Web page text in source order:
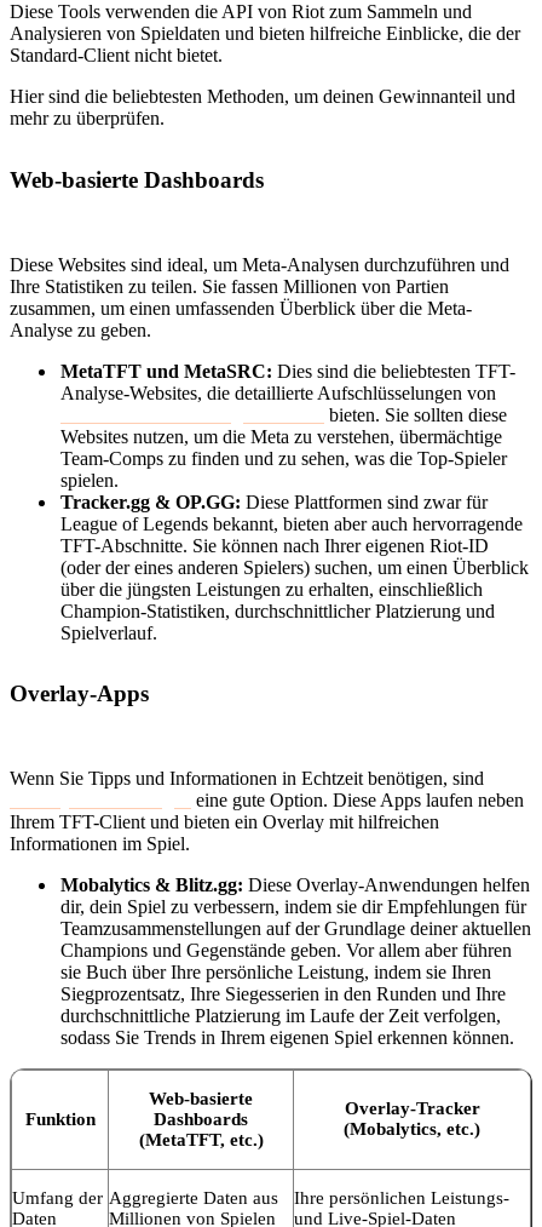
Diese Tools verwenden die API von Riot zum Sammeln und
Analysieren von Spieldaten und bieten hilfreiche Einblicke, die der
Standard-Client nicht bietet.
Hier sind die beliebtesten Methoden, um deinen Gewinnanteil und
mehr zu überprüfen.
Web-basierte Dashboards
Diese Websites sind ideal, um Meta-Analysen durchzuführen und
Ihre Statistiken zu teilen. Sie fassen Millionen von Partien
zusammen, um einen umfassenden Überblick über die Meta-
Analyse zu geben.
MetaTFT und MetaSRC: Dies sind die beliebtesten TFT-
Analyse-Websites, die detaillierte Aufschlüsselungen von
bieten. Sie sollten diese
Websites nutzen, um die Meta zu verstehen, übermächtige
Team-Comps zu finden und zu sehen, was die Top-Spieler
spielen.
Tracker.gg & OP.GG: Diese Plattformen sind zwar für
League of Legends bekannt, bieten aber auch hervorragende
TFT-Abschnitte. Sie können nach Ihrer eigenen Riot-ID
(oder der eines anderen Spielers) suchen, um einen Überblick
über die jüngsten Leistungen zu erhalten, einschließlich
Champion-Statistiken, durchschnittlicher Platzierung und
Spielverlauf.
Overlay-Apps
Wenn Sie Tipps und Informationen in Echtzeit benötigen, sind
eine gute Option. Diese Apps laufen neben
Ihrem TFT-Client und bieten ein Overlay mit hilfreichen
Informationen im Spiel.
Mobalytics & Blitz.gg: Diese Overlay-Anwendungen helfen
dir, dein Spiel zu verbessern, indem sie dir Empfehlungen für
Teamzusammenstellungen auf der Grundlage deiner aktuellen
Champions und Gegenstände geben. Vor allem aber führen
sie Buch über Ihre persönliche Leistung, indem sie Ihren
Siegprozentsatz, Ihre Siegesserien in den Runden und Ihre
durchschnittliche Platzierung im Laufe der Zeit verfolgen,
sodass Sie Trends in Ihrem eigenen Spiel erkennen können.
Funktion
Web-basierte
Dashboards
(MetaTFT, etc.)
Overlay-Tracker
(Mobalytics, etc.)
Umfang der
Daten
Aggregierte Daten aus
Millionen von Spielen
Ihre persönlichen Leistungs-
und Live-Spiel-Daten